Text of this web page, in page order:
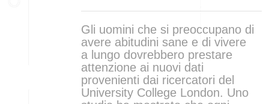
Gli uomini che si preoccupano di
avere abitudini sane e di vivere
a lungo dovrebbero prestare
attenzione ai nuovi dati
provenienti dai ricercatori del
University College London. Uno